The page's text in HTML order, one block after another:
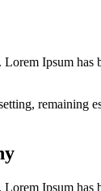
Ipsum
remaining
Ipsum has